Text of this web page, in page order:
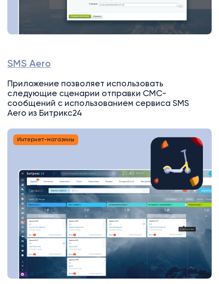
SMS Aero
Приложение позволяет использовать
следующие сценарии отправки СМС-
сообщений с использованием сервиса SMS
Aero из Битрикс24
Интернет-магазины